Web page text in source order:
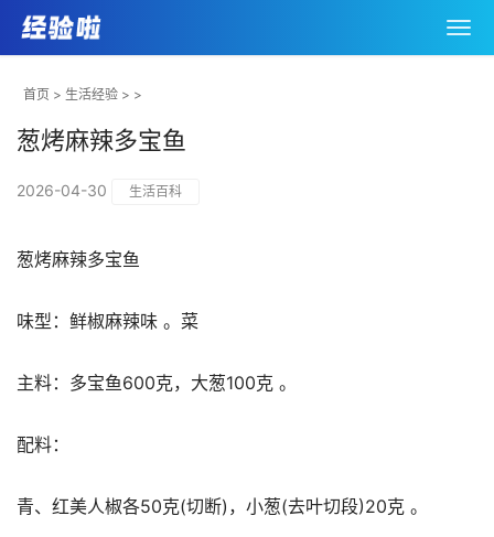
首页 > 生活经验 > >
葱烤麻辣多宝鱼
2026-04-30 生活百科
葱烤麻辣多宝鱼
味型：鲜椒麻辣味 。菜
主料：多宝鱼600克，大葱100克 。
配料：
青、红美人椒各50克(切断)，小葱(去叶切段)20克 。